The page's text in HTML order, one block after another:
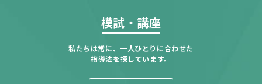
模試・講座
私たちは常に、一人ひとりに合わせた
指導法を探しています。